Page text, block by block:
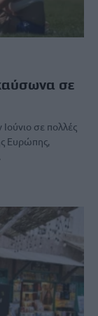
σε
σε πολλές
Ευρώπης,